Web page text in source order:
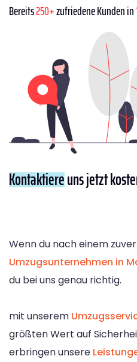
Bereits250+zufriedene Kunden in
Kontaktiereuns jetzt
Wenn du nach einem
Umzugsunternehmen in
du bei uns genau richtig.
mit unserem
größten Wert auf
erbringen unsere